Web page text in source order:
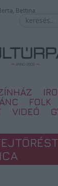
Bettina
FOLK
VIDEÓ